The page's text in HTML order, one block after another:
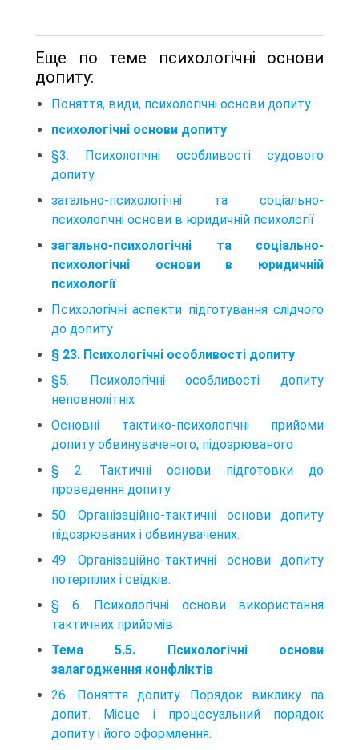
Еще по теме психологічні основи
допиту:
Поняття, види, психологічні основи допиту
психологічні основи допиту
§3. Психологічні особливості судового
допиту
загально-психологічні та соціально-
психологічні основи в юридичній психології
загально-психологічні та соціально-
психологічні основи в юридичній
психології
Психологічні аспекти підготування слідчого
до допиту
§ 23. Психологічні особливості допиту
§5. Психологічні особливості допиту
неповнолітніх
Основні тактико-психологічні прийоми
допиту обвинуваченого, підозрюваного
§ 2. Тактичні основи підготовки до
проведення допиту
50. Організаційно-тактичні основи допиту
підозрюваних і обвинувачених.
49. Організаційно-тактичні основи допиту
потерпілих і свідків.
§ 6. Психологічні основи використання
тактичних прийомів
Тема 5.5. Психологічні основи
залагодження конфліктів
26. Поняття допиту. Порядок виклику па
допит. Місце і процесуальний порядок
допиту і його оформлення.